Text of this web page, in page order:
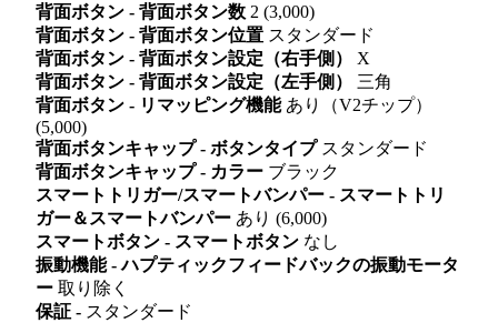
背面ボタン - 背面ボタン数 2 (3,000)
背面ボタン - 背面ボタン位置 スタンダード
背面ボタン - 背面ボタン設定（右手側）
X
背面ボタン - 背面ボタン設定（左手側）
三角
背面ボタン - リマッピング機能あり（V2チップ）
(5,000)
背面ボタンキャップ - ボタンタイプスタンダード
背面ボタンキャップ - カラー ブラック
スマートトリガー/スマートバンパー - スマートトリ
ガー＆スマートバンパー あり (6,000)
スマートボタン - スマートボタン なし
振動機能 - ハプティックフィードバックの振動モータ
ー 取り除く
保証 - スタンダード